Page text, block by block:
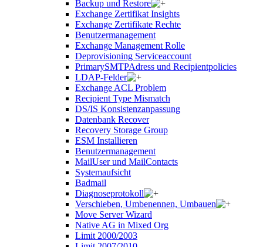
Backup und Restore
Exchange Zertifikat Insights
Exchange Zertifikate Rechte
Benutzermanagement
Exchange Management Rolle
Deprovisioning Serviceaccount
PrimarySMTPAdress und Recipientpolicies
LDAP-Felder
Exchange ACL Problem
Recipient Type Mismatch
DS/IS Konsistenzanpassung
Datenbank Recover
Recovery Storage Group
ESM Installieren
Benutzermanagement
MailUser und MailContacts
Systemaufsicht
Badmail
Diagnoseprotokoll
Verschieben, Umbenennen, Umbauen
Move Server Wizard
Native AG in Mixed Org
Limit 2000/2003